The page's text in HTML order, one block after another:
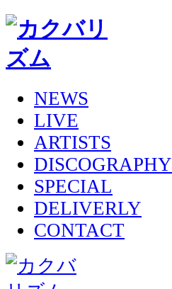
NEWS
LIVE
ARTISTS
DISCOGRAPHY
SPECIAL
DELIVERLY
CONTACT